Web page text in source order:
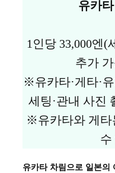
유카
1인당 33,000엔(
추가
※유카타·게타·
세팅·관내 사진
※유카타와 게타
수
유카타 차림으로 일본의